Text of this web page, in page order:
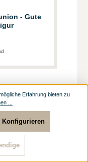
- Gute
Erfahrung bieten zu
...
Konfigurieren